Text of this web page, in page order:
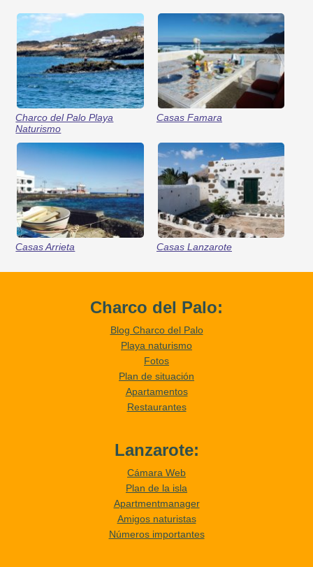
Charco del Palo Playa
Naturismo
Casas Famara
Casas Arrieta Casas Lanzarote
Charco del Palo:
Blog Charco del Palo
Playa naturismo
Fotos
Plan de situación
Apartamentos
Restaurantes
Lanzarote:
Cámara Web
Plan de la isla
Apartmentmanager
Amigos naturistas
Números importantes